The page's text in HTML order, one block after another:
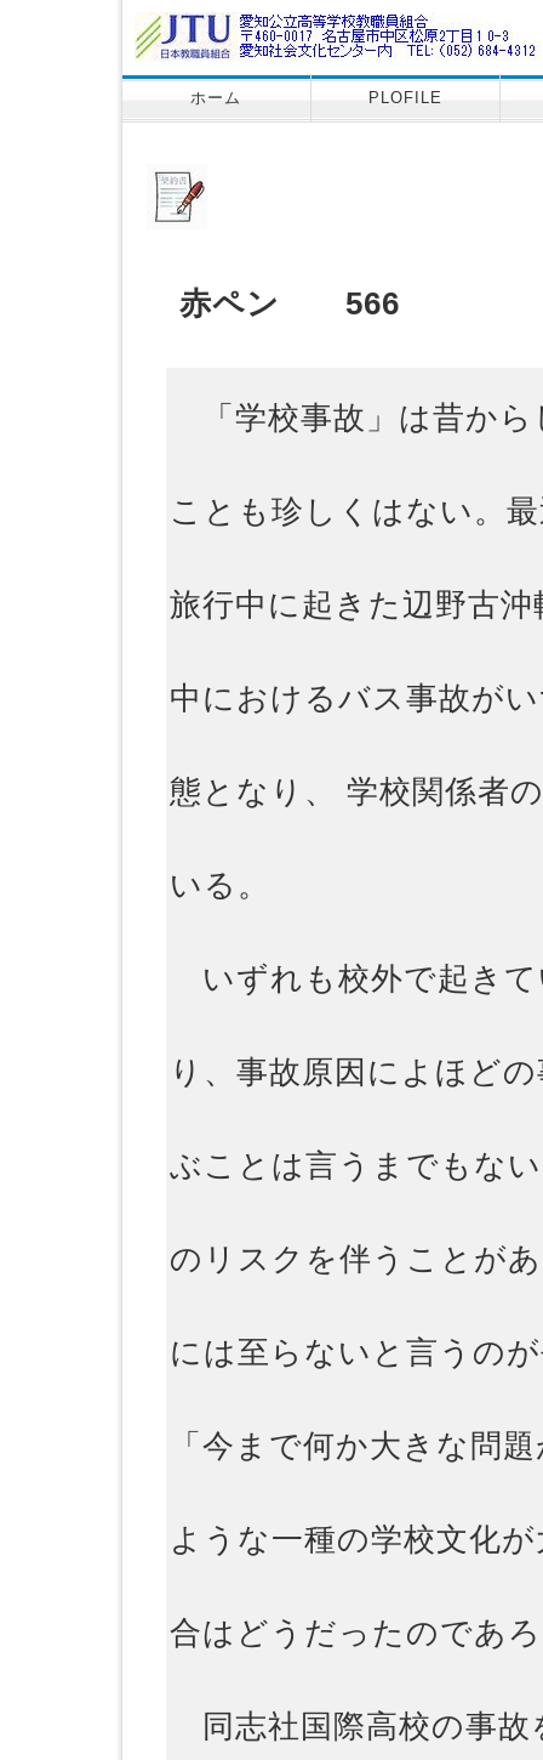
ホーム PLOFILE
赤ペン 566
「学校事故」は昔から
ことも珍しくはない。
旅行中に起きた辺野古
中におけるバス事故が
態となり、 学校関係者
いる。
いずれも校外で起きて
り、事故原因によほど
ぶことは言うまでもな
のリスクを伴うことが
には至らないと言うの
「今まで何か大きな問
ような一種の学校文化
合はどうだったのであ
同志社国際高校の事故